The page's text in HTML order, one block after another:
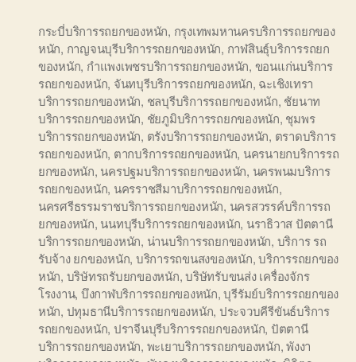
กระบี่บริการรถยกของหนัก, กรุงเทพมหานครบริการรถยกของ
หนัก, กาญจนบุรีบริการรถยกของหนัก, กาฬสินธุ์บริการรถยก
ของหนัก, กำแพงเพชรบริการรถยกของหนัก, ขอนแก่นบริการ
รถยกของหนัก, จันทบุรีบริการรถยกของหนัก, ฉะเชิงเทรา
บริการรถยกของหนัก, ชลบุรีบริการรถยกของหนัก, ชัยนาท
บริการรถยกของหนัก, ชัยภูมิบริการรถยกของหนัก, ชุมพร
บริการรถยกของหนัก, ตรังบริการรถยกของหนัก, ตราดบริการ
รถยกของหนัก, ตากบริการรถยกของหนัก, นครนายกบริการรถ
ยกของหนัก, นครปฐมบริการรถยกของหนัก, นครพนมบริการ
รถยกของหนัก, นครราชสีมาบริการรถยกของหนัก,
นครศรีธรรมราชบริการรถยกของหนัก, นครสวรรค์บริการรถ
ยกของหนัก, นนทบุรีบริการรถยกของหนัก, นราธิวาส ปัตตานี
บริการรถยกของหนัก, น่านบริการรถยกของหนัก, บริการ รถ
รับจ้าง ยกของหนัก, บริการรถขนสงของหนัก,บริการรถยกของ
หนัก, บริษัทรถรับยกของหนัก,บริษัทรับขนส่ง เครื่องจักร
โรงงาน, บึงกาฬบริการรถยกของหนัก,บุรีรัมย์บริการรถยกของ
หนัก, ปทุมธานีบริการรถยกของหนัก, ประจวบคีรีขันธ์บริการ
รถยกของหนัก, ปราจีนบุรีบริการรถยกของหนัก, ปัตตานี
บริการรถยกของหนัก, พะเยาบริการรถยกของหนัก,พังงา